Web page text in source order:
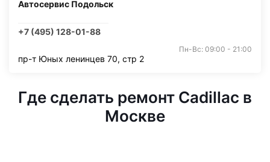
Автосервис Подольск
+7 (495) 128-01-88
Пн-Вс: 09:00 - 21:00
пр-т Юных ленинцев 70, стр 2
Где сделать ремонт Cadillac в
Москве